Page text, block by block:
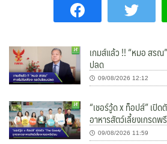
เกมส์แล้ว !! “หมอ สรณ
ปลด
09/08/2026 12:12
“เชอร์วู้ด x ท็อปส์” เปิ
อาหารสัตว์เลี้ยงเกรดพ
09/08/2026 11:59